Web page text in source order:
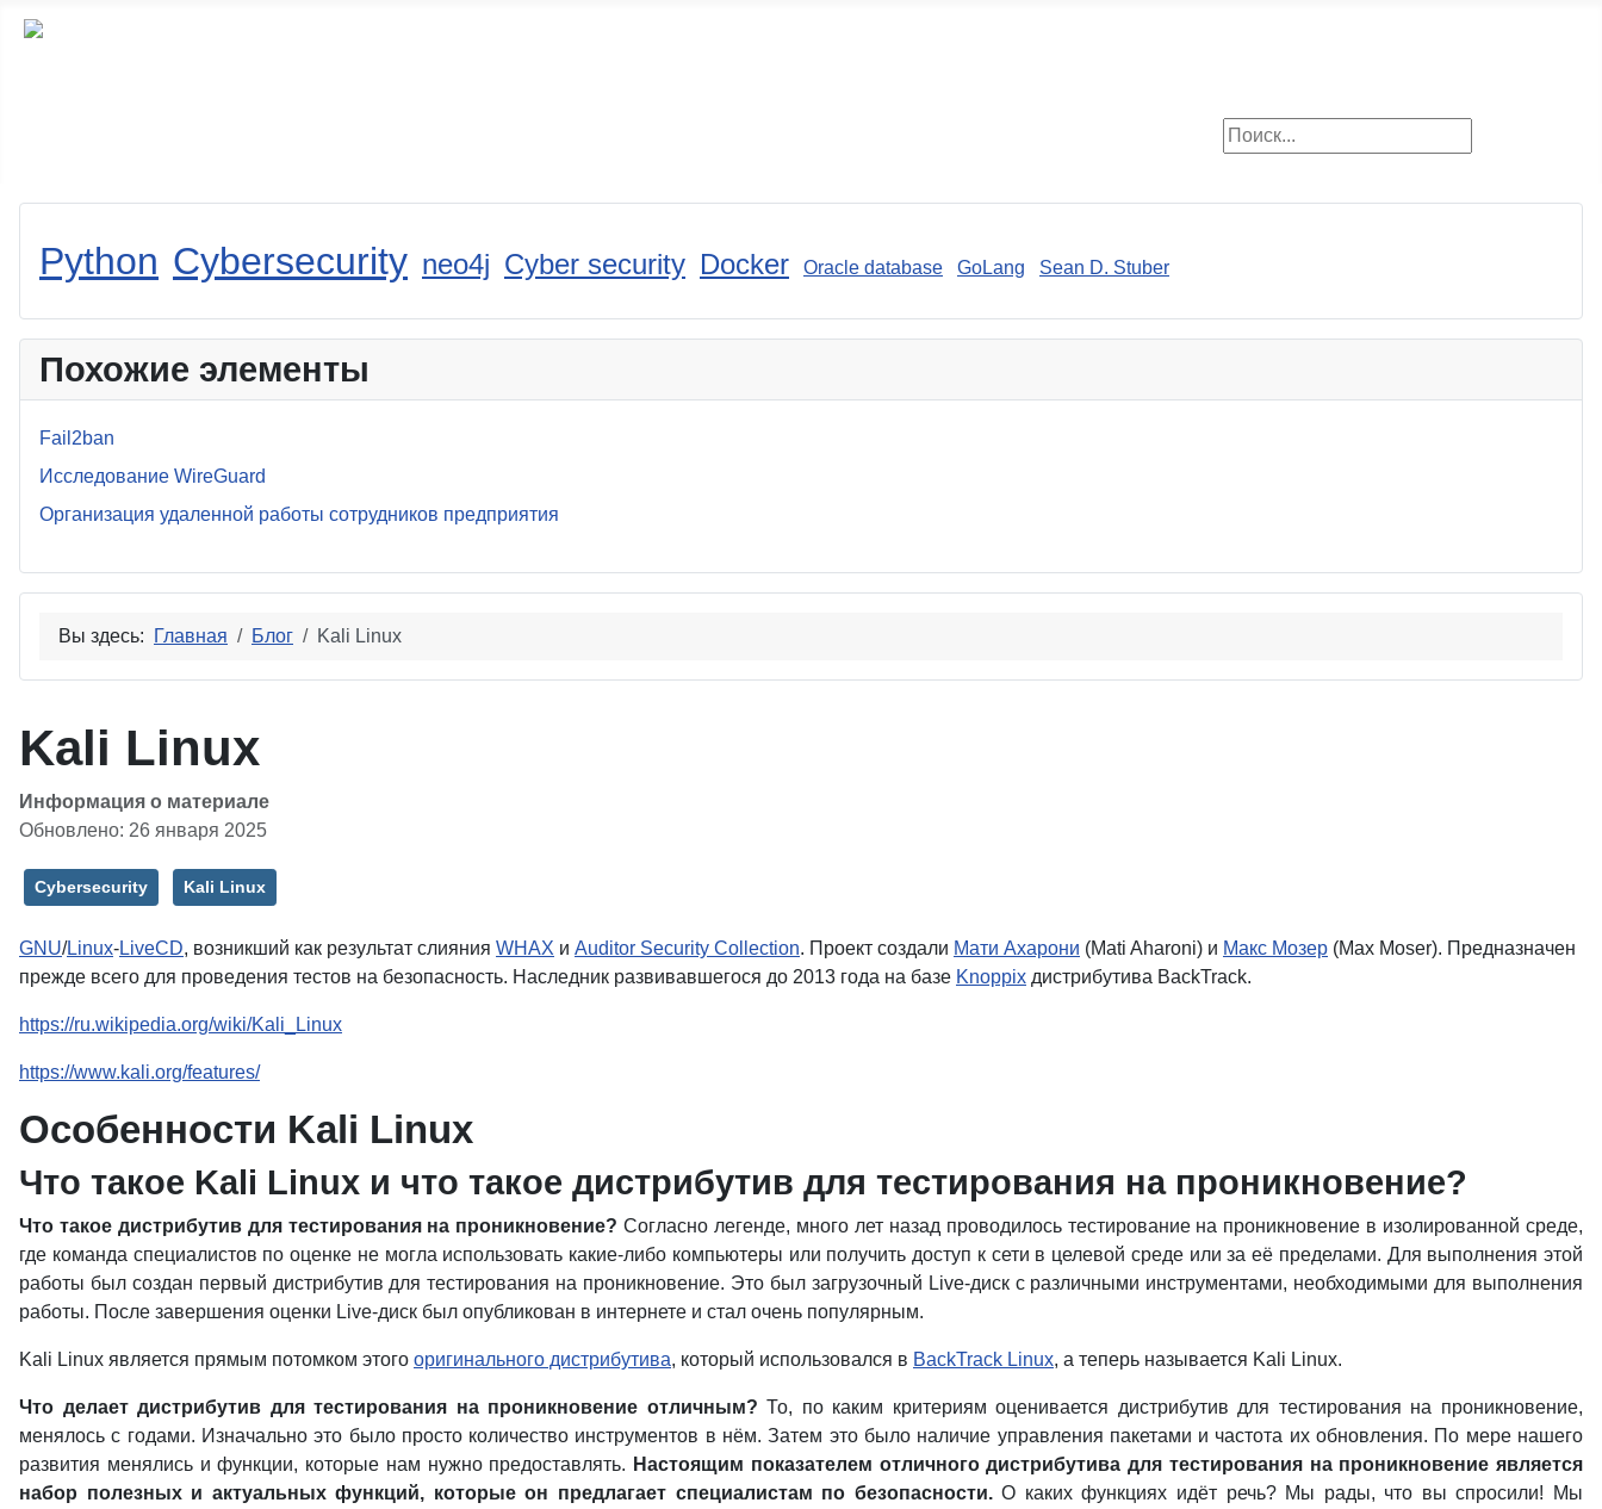
Поиск
Python Cybersecurity neo4j Cyber security Docker Oracle database GoLang Sean D. Stuber
Похожие элементы
Fail2ban
Исследование WireGuard
Организация удаленной работы сотрудников предприятия
Вы здесь: Главная Блог Kali Linux
Kali Linux
Информация о материале
Обновлено: 26 января 2025
Cybersecurity Kali Linux
GNU/Linux-LiveCD, возникший как результат слияния WHAX и Auditor Security Collection. Проект создали Мати Ахарони (Mati Aharoni) и Макс Мозер (Max Moser). Предназначен
прежде всего для проведения тестов на безопасность. Наследник развивавшегося до 2013 года на базе Knoppix дистрибутива BackTrack.
https://ru.wikipedia.org/wiki/Kali_Linux
https://www.kali.org/features/
Особенности Kali Linux
Что такое Kali Linux и что такое дистрибутив для тестирования на проникновение?
Что такое дистрибутив для тестирования на проникновение? Согласно легенде, много лет назад проводилось тестирование на проникновение в изолированной среде,
где команда специалистов по оценке не могла использовать какие-либо компьютеры или получить доступ к сети в целевой среде или за её пределами. Для выполнения этой
работы был создан первый дистрибутив для тестирования на проникновение. Это был загрузочный Live-диск с различными инструментами, необходимыми для выполнения
работы. После завершения оценки Live-диск был опубликован в интернете и стал очень популярным.
Kali Linux является прямым потомком этого оригинального дистрибутива, который использовался в BackTrack Linux, а теперь называется Kali Linux.
Что делает дистрибутив для тестирования на проникновение отличным? То, по каким критериям оценивается дистрибутив для тестирования на проникновение,
менялось с годами. Изначально это было просто количество инструментов в нём. Затем это было наличие управления пакетами и частота их обновления. По мере нашего
развития менялись и функции, которые нам нужно предоставлять. Настоящим показателем отличного дистрибутива для тестирования на проникновение является
набор полезных и актуальных функций, которые он предлагает специалистам по безопасности.О каких функциях идёт речь? Мы рады, что вы спросили! Мы